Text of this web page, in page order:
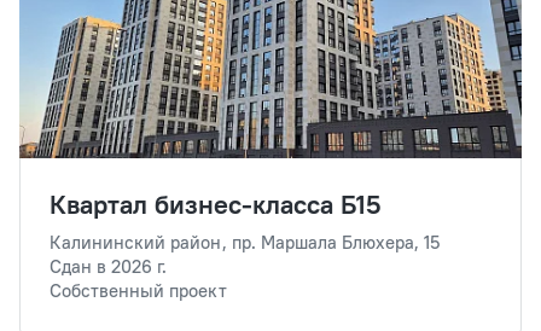
Квартал бизнес-класса Б15
Калининский район, пр. Маршала Блюхера, 15
Сдан в 2026 г.
Собственный проект